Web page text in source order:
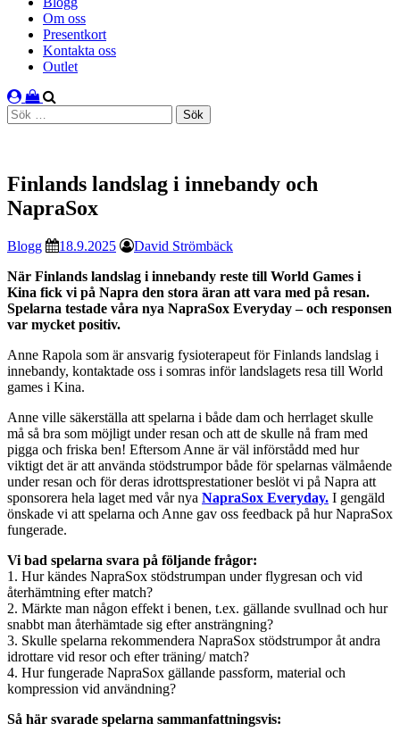
Om oss
Presentkort
Kontakta oss
Outlet
Sök
efter:
Finlands landslag i innebandy och
NapraSox
Blogg 18.9.2025
David Strömbäck
När Finlands landslag i innebandy reste till World Games i
Kina fick vi på Napra den stora äran att vara med på resan.
Spelarna testade våra nya NapraSox Everyday – och responsen
var mycket positiv.
Anne Rapola som är ansvarig fysioterapeut för Finlands landslag i
innebandy, kontaktade oss i somras inför landslagets resa till World
games i Kina.
Anne ville säkerställa att spelarna i både dam och herrlaget skulle
må så bra som möjligt under resan och att de skulle nå fram med
pigga och friska ben! Eftersom Anne är väl införstådd med hur
viktigt det är att använda stödstrumpor både för spelarnas välmående
under resan och för deras idrottsprestationer beslöt vi på Napra att
sponsorera hela laget med vår nya NapraSox Everyday. I gengäld
önskade vi att spelarna och Anne gav oss feedback på hur NapraSox
fungerade.
Vi bad spelarna svara på följande frågor:
1. Hur kändes NapraSox stödstrumpan under flygresan och vid
återhämtning efter match?
2. Märkte man någon effekt i benen, t.ex. gällande svullnad och hur
snabbt man återhämtade sig efter ansträngning?
3. Skulle spelarna rekommendera NapraSox stödstrumpor åt andra
idrottare vid resor och efter träning/ match?
4. Hur fungerade NapraSox gällande passform, material och
kompression vid användning?
Så här svarade spelarna sammanfattningsvis: